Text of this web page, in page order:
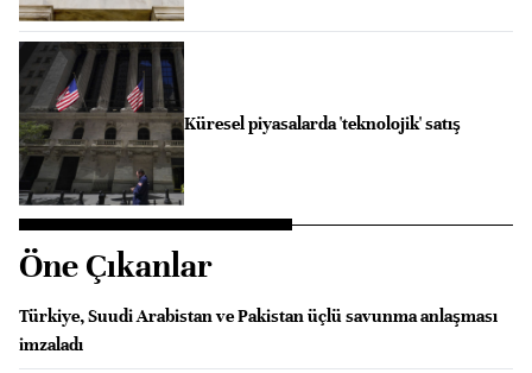
Küresel piyasalarda 'teknolojik' satış
Öne Çıkanlar
Türkiye, Suudi Arabistan ve Pakistan üçlü savunma anlaşması
imzaladı